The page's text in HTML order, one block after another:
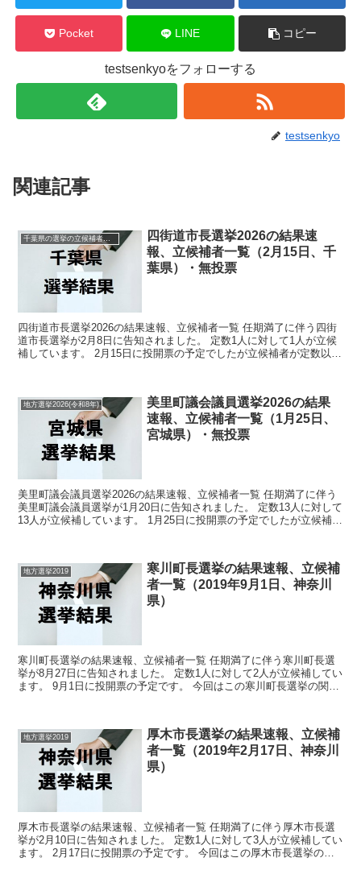
Pocket LINE コピー
testsenkyoをフォローする
testsenkyo
関連記事
千葉県の選挙の立候補者と結果速報一覧
四街道市長選挙2026の結果速
報、立候補者一覧（2月15日、千
葉県）・無投票
四街道市長選挙2026の結果速報、立候補者一覧 任期満了に伴う四街
道市長選挙が2月8日に告知されました。 定数1人に対して1人が立候
補しています。 2月15日に投開票の予定でしたが立候補者が定数以下
地方選挙2026(令和8年)
美里町議会議員選挙2026の結果
速報、立候補者一覧（1月25日、
宮城県）・無投票
美里町議会議員選挙2026の結果速報、立候補者一覧 任期満了に伴う
美里町議会議員選挙が1月20日に告知されました。 定数13人に対して
13人が立候補しています。 1月25日に投開票の予定でしたが立候補者
地方選挙2019
寒川町長選挙の結果速報、立候補
者一覧（2019年9月1日、神奈川
県）
寒川町長選挙の結果速報、立候補者一覧 任期満了に伴う寒川町長選
挙が8月27日に告知されました。 定数1人に対して2人が立候補してい
ます。 9月1日に投開票の予定です。 今回はこの寒川町長選挙の関連
地方選挙2019
厚木市長選挙の結果速報、立候補
者一覧（2019年2月17日、神奈川
県）
厚木市長選挙の結果速報、立候補者一覧 任期満了に伴う厚木市長選
挙が2月10日に告知されました。 定数1人に対して3人が立候補してい
ます。 2月17日に投開票の予定です。 今回はこの厚木市長選挙の関